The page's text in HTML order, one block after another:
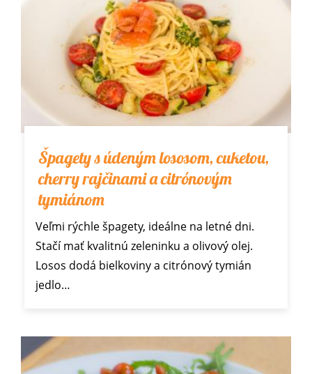
Špagety s údeným lososom, cuketou,
cherry rajčinami a citrónovým
tymiánom
Veľmi rýchle špagety, ideálne na letné dni.
Stačí mať kvalitnú zeleninku a olivový olej.
Losos dodá bielkoviny a citrónový tymián
jedlo…